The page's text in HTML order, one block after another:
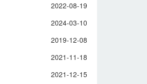
2022-08-19
2024-03-10
2019-12-08
2021-11-18
2021-12-15